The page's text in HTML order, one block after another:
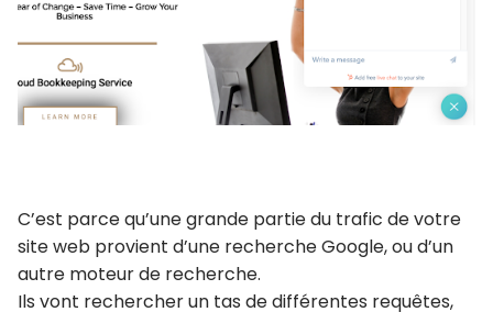
C’est parce qu’une grande partie du trafic de votre
site web provient d’une recherche Google, ou d’un
autre moteur de recherche.
Ils vont rechercher un tas de différentes requêtes,